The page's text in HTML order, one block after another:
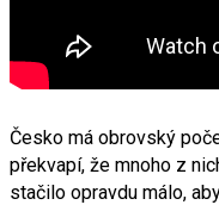
Česko má obrovský
překvapí, že mnoho z
stačilo opravdu málo,